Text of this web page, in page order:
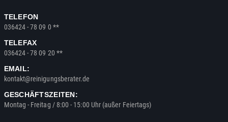
TELEFON
036424 - 78 09 0 **
TELEFAX
036424 - 78 09 20 **
EMAIL:
kontakt@reinigungsberater.de
GESCHÄFTSZEITEN:
Montag - Freitag / 8:00 - 15:00 Uhr (außer Feiertags)